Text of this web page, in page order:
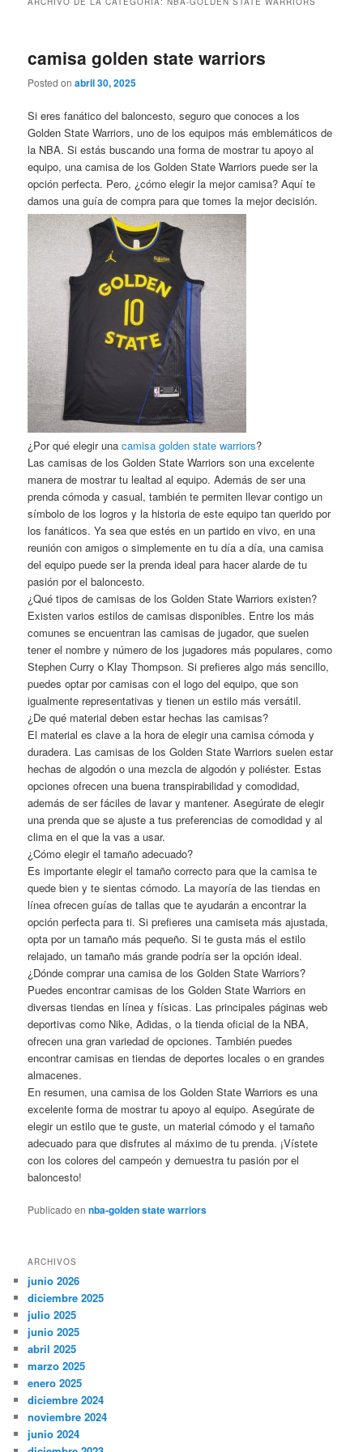
camisa golden state warriors
Posted onabril 30, 2025
Si eres fanático del baloncesto, seguro que conoces a los
Golden State Warriors, uno de los equipos más emblemáticos de
la NBA. Si estás buscando una forma de mostrar tu apoyo al
equipo, una camisa de los Golden State Warriors puede ser la
opción perfecta. Pero, ¿cómo elegir la mejor camisa? Aquí te
damos una guía de compra para que tomes la mejor decisión.
¿Por qué elegir unacamisa golden state warriors?
Las camisas de los Golden State Warriors son una excelente
manera de mostrar tu lealtad al equipo. Además de ser una
prenda cómoda y casual, también te permiten llevar contigo un
símbolo de los logros y la historia de este equipo tan querido por
los fanáticos. Ya sea que estés en un partido en vivo, en una
reunión con amigos o simplemente en tu día a día, una camisa
del equipo puede ser la prenda ideal para hacer alarde de tu
pasión por el baloncesto.
¿Qué tipos de camisas de los Golden State Warriors existen?
Existen varios estilos de camisas disponibles. Entre los más
comunes se encuentran las camisas de jugador, que suelen
tener el nombre y número de los jugadores más populares, como
Stephen Curry o Klay Thompson. Si prefieres algo más sencillo,
puedes optar por camisas con el logo del equipo, que son
igualmente representativas y tienen un estilo más versátil.
¿De qué material deben estar hechas las camisas?
El material es clave a la hora de elegir una camisa cómoda y
duradera. Las camisas de los Golden State Warriors suelen estar
hechas de algodón o una mezcla de algodón y poliéster. Estas
opciones ofrecen una buena transpirabilidad y comodidad,
además de ser fáciles de lavar y mantener. Asegúrate de elegir
una prenda que se ajuste a tus preferencias de comodidad y al
clima en el que la vas a usar.
¿Cómo elegir el tamaño adecuado?
Es importante elegir el tamaño correcto para que la camisa te
quede bien y te sientas cómodo. La mayoría de las tiendas en
línea ofrecen guías de tallas que te ayudarán a encontrar la
opción perfecta para ti. Si prefieres una camiseta más ajustada,
opta por un tamaño más pequeño. Si te gusta más el estilo
relajado, un tamaño más grande podría ser la opción ideal.
¿Dónde comprar una camisa de los Golden State Warriors?
Puedes encontrar camisas de los Golden State Warriors en
diversas tiendas en línea y físicas. Las principales páginas web
deportivas como Nike, Adidas, o la tienda oficial de la NBA,
ofrecen una gran variedad de opciones. También puedes
encontrar camisas en tiendas de deportes locales o en grandes
almacenes.
En resumen, una camisa de los Golden State Warriors es una
excelente forma de mostrar tu apoyo al equipo. Asegúrate de
elegir un estilo que te guste, un material cómodo y el tamaño
adecuado para que disfrutes al máximo de tu prenda. ¡Vístete
con los colores del campeón y demuestra tu pasión por el
baloncesto!
Publicado en nba-golden state warriors
ARCHIVOS
junio 2026
diciembre 2025
julio 2025
junio 2025
abril 2025
marzo 2025
enero 2025
diciembre 2024
noviembre 2024
junio 2024